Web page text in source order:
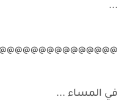
...
في المساء ...